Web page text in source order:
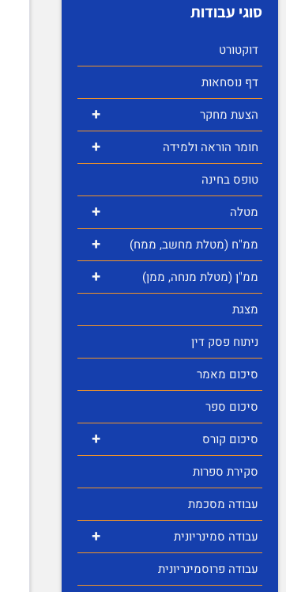
סוגי עבודות
דוקטורט
דף נוסחאות
+ הצעת מחקר
+
חומר הוראה ולמידה
טופס בחינה
+ מטלה
+ ממ"ח (מטלת מחשב, ממח)
+
ממ"ן (מטלת מנחה, ממן)
מצגת
ניתוח פסק דין
סיכום מאמר
סיכום ספר
+
סיכום קורס
סקירת ספרות
עבודה מסכמת
+
עבודה סמינריונית
עבודה פרוסמינריונית